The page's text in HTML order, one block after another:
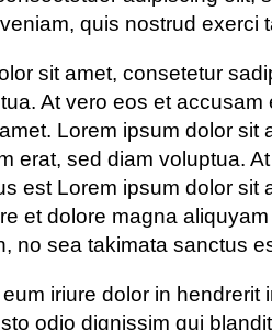
quis nostrud
sit amet, consetetur
At vero eos et
Lorem ipsum dolor
erat, sed diam voluptua.
est Lorem ipsum dolor sit
et dolore magna
no sea takimata sanctus
iriure dolor in
odio dignissim qui